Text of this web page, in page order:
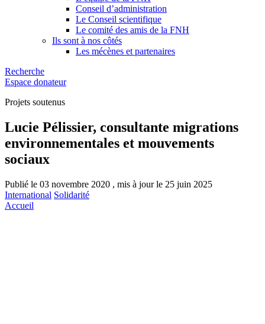
Conseil d’administration
Le Conseil scientifique
Le comité des amis de la FNH
Ils sont à nos côtés
Les mécènes et partenaires
Recherche
Espace donateur
Projets soutenus
Lucie Pélissier, consultante migrations
environnementales et mouvements
sociaux
Publié le 03 novembre 2020 , mis à jour le 25 juin 2025
International Solidarité
Accueil